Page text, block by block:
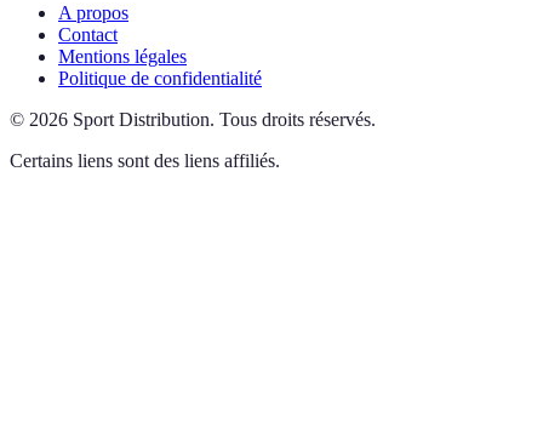
A propos
Contact
Mentions légales
Politique de confidentialité
© 2026 Sport Distribution. Tous droits réservés.
Certains liens sont des liens affiliés.